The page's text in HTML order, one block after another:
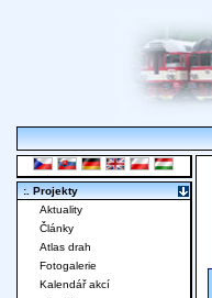
:. Projekty
Aktuality
Články
Atlas drah
Fotogalerie
Kalendář akcí